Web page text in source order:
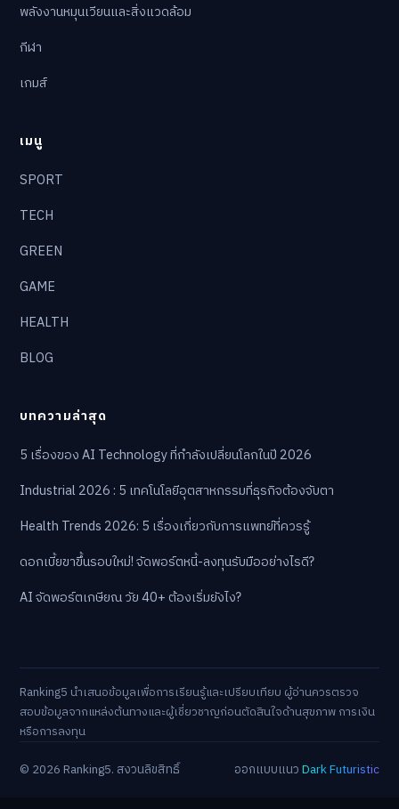
พลังงานหมุนเวียนและสิ่งแวดล้อม
กีฬา
เกมส์
เมนู
SPORT
TECH
GREEN
GAME
HEALTH
BLOG
บทความล่าสุด
5 เรื่องของ AI Technology ที่กำลังเปลี่ยนโลกในปี 2026
Industrial 2026 : 5 เทคโนโลยีอุตสาหกรรมที่ธุรกิจต้องจับตา
Health Trends 2026: 5 เรื่องเกี่ยวกับการแพทย์ที่ควรรู้
ดอกเบี้ยขาขึ้นรอบใหม่! จัดพอร์ตหนี้-ลงทุนรับมืออย่างไรดี?
AI จัดพอร์ตเกษียณ วัย 40+ ต้องเริ่มยังไง?
Ranking5 นำเสนอข้อมูลเพื่อการเรียนรู้และเปรียบเทียบ ผู้อ่านควรตรวจ
สอบข้อมูลจากแหล่งต้นทางและผู้เชี่ยวชาญก่อนตัดสินใจด้านสุขภาพ การเงิน
หรือการลงทุน
© 2026 Ranking5. สงวนลิขสิทธิ์
ออกแบบแนวDark Futuristic